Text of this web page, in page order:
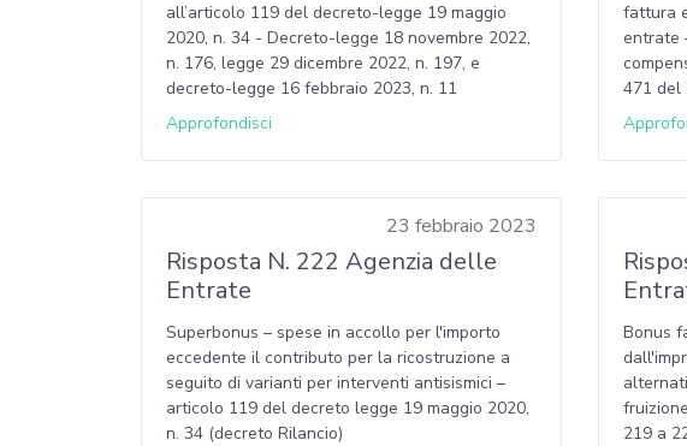
all’articolo 119 del decreto-legge 19 maggio
2020, n. 34 - Decreto-legge 18 novembre 2022,
n. 176, legge 29 dicembre 2022, n. 197, e
decreto-legge 16 febbraio 2023, n. 11
Approfondisci
fattura
entrate
471 del
23 febbraio 2023
Risposta N. 222 Agenzia delle
Entrate
Superbonus – spese in accollo per l'importo
eccedente il contributo per la ricostruzione a
seguito di varianti per interventi antisismici –
articolo 119 del decreto legge 19 maggio 2020,
n. 34 (decreto Rilancio)
Bonus
219 a